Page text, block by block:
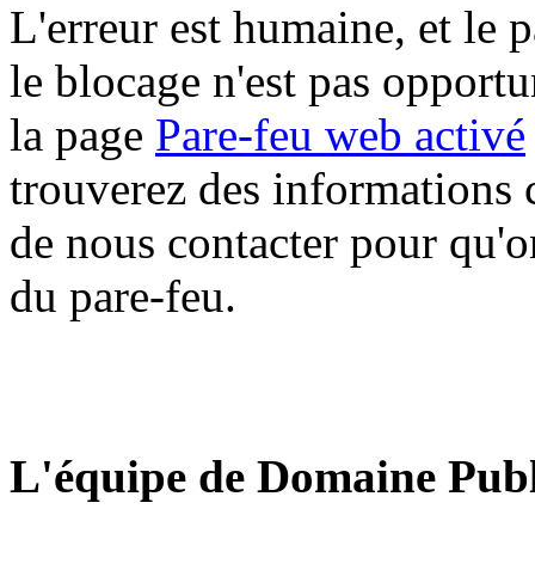
L'erreur est humaine, et le
le blocage n'est pas
la page Pare-feu web activé
trouverez des informations
de nous contacter pour
du pare-feu.
L'équipe de Domaine